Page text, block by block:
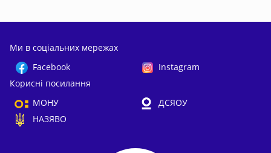
Ми в соціальних мережах
Facebook
Instagram
Корисні посилання
МОНУ
ДСЯОУ
НАЗЯВО